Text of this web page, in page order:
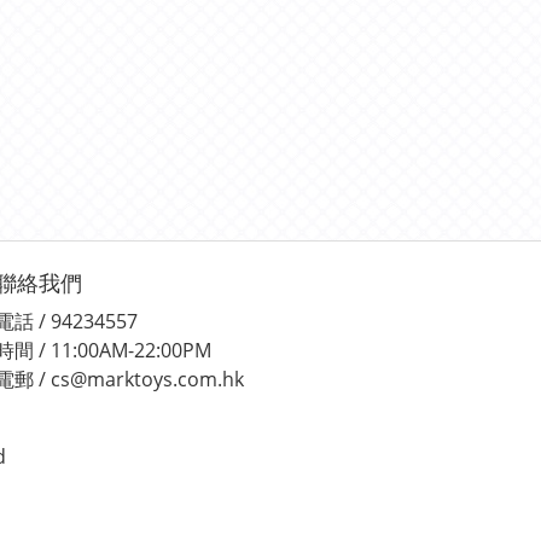
絡我們
話 / 94234557
間 / 11:00AM-22:00PM
郵 / cs@marktoys.com.hk